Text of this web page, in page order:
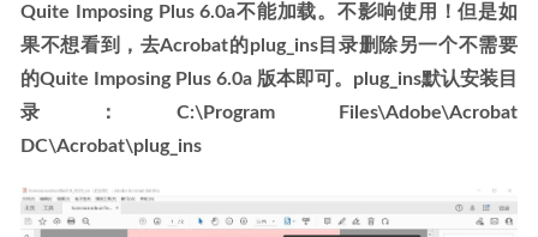
Quite Imposing Plus 6.0a不能加载。不影响使用！但是如
果不想看到，去Acrobat的plug_ins目录删除另一个不需要
的Quite Imposing Plus 6.0a 版本即可。plug_ins默认安装目
录：C:\Program Files\Adobe\Acrobat
DC\Acrobat\plug_ins